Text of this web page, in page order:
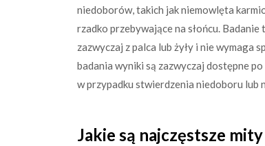
niedoborów, takich jak niemowlęta
rzadko przebywające na słońcu.
zazwyczaj z palca lub żyły i nie
badania wyniki są zazwyczaj dostępne
w przypadku stwierdzenia niedoboru lub
Jakie są najczęstsze